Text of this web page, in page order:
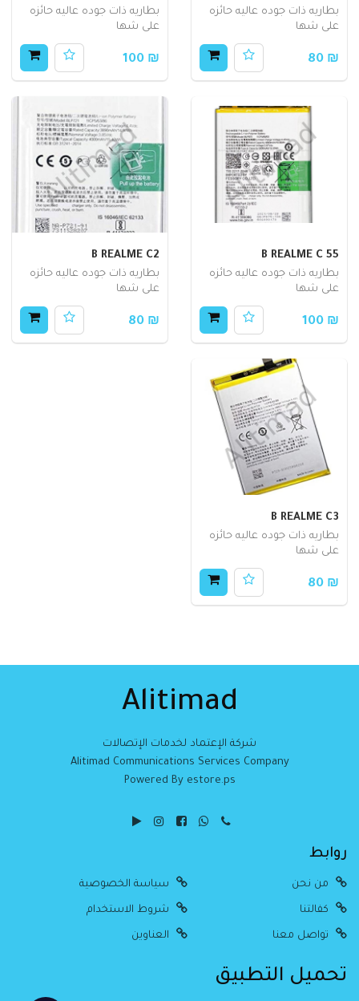
بطاريه ذات جوده عاليه حائزه
على شها
₪ 80
بطاريه ذات جوده عاليه حائزه
على شها
₪ 100
B REALME C 55
بطاريه ذات جوده عاليه حائزه
على شها
₪ 100
B REALME C2
بطاريه ذات جوده عاليه حائزه
على شها
₪ 80
B REALME C3
بطاريه ذات جوده عاليه حائزه
على شها
₪ 80
Alitimad
شركة الإعتماد لخدمات الإتصالات
Alitimad Communications Services Company
Powered By estore.ps
روابط
من نحن سياسة الخصوصية
كفالتنا شروط الاستخدام
تواصل معنا العناوين
تحميل التطبيق